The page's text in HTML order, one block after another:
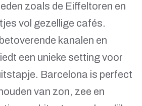
zoals de Eiffeltoren en
vol gezellige cafés.
kanalen en
een unieke setting voor
Barcelona is perfect
van zon, zee en